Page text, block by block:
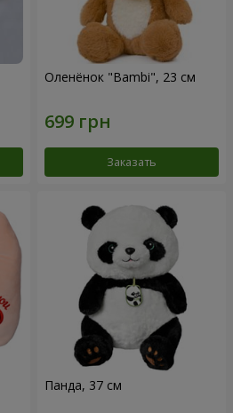
Оленёнок "Bambi", 23 см
Заказать
Панда, 37 см